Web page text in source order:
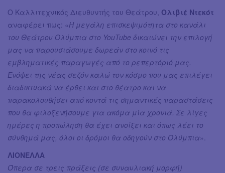
O Καλλιτεχνικός Διευθυντής του Θεάτρου, Ολιβιέ Ντεκότ
αναφέρει πως: «Η μεγάλη επισκεψιμότητα στο κανάλι
του Θεάτρου Ολύμπια στο YouTube δικαιώνει την επιλογή
μας να παρουσιάσουμε δωρεάν στο κοινό τις
εμβληματικές παραγωγές από το ρεπερτόριό μας.
Ενόψει της νέας σεζόν καλώ τον κόσμο που μας επιλέγει
διαδικτυακά να έρθει και στο θέατρο και να
παρακολουθήσει από κοντά τις σημαντικές παραστάσεις
που θα φιλοξενήσουμε για ακόμα μία χρονιά. Σε λίγες
ημέρες η προπώληση θα έχει ανοίξει και όπως λέει το
σύνθημά μας, όλοι οι δρόμοι θα οδηγούν στο Ολύμπια».
ΛΙΟΝΕΛΛΑ
Όπερα σε τρεις πράξεις (σε συναυλιακή μορφή)